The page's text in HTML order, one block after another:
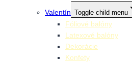
Valentín Toggle child menu
Fóliové balóny
Latexové balóny
Dekorácie
Konfety